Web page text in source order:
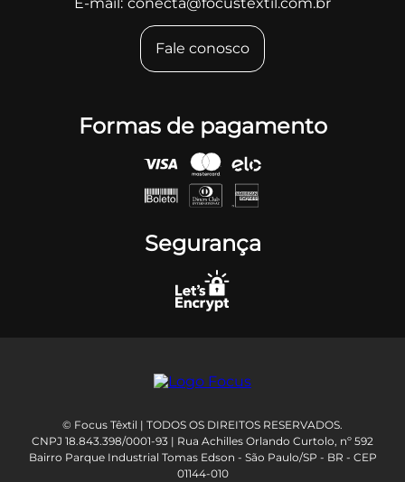
Fale conosco
Formas de pagamento
Segurança
© Focus Têxtil | TODOS OS DIREITOS RESERVADOS.
CNPJ 18.843.398/0001-93 | Rua Achilles Orlando Curtolo, nº 592
Bairro Parque Industrial Tomas Edson - São Paulo/SP - BR - CEP
01144-010